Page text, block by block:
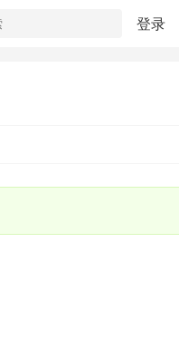
登录